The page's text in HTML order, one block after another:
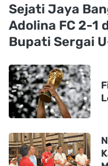
Sejati Jaya
Adolina FC 2-1
Bupati Sergai